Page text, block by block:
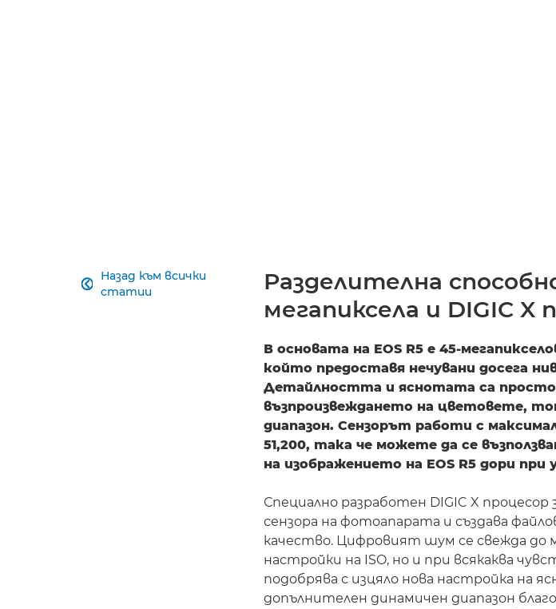
Назад към всички
статии

Разделителна
мегапиксела и DIGIC X
В основата на EOS R5 е 45-
който предоставя нечувани досега
Детайлността и яснотата са
възпроизвеждането на цветовете,
диапазон. Сензорът работи с
51,200, така че можете да се
на изображението на EOS R5 дори при
Специално разработен DIGIC X
сензора на фотоапарата и създава
качество. Цифровият шум се свежда до
настройки на ISO, но и при всякаква
подобрява с изцяло нова настройка на
допълнителен динамичен диапазон